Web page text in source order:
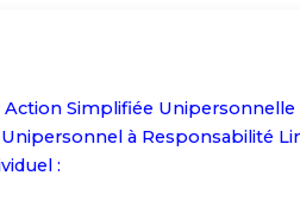
Action Simplifiée Unipersonnelle
Unipersonnel à Responsabilité
: